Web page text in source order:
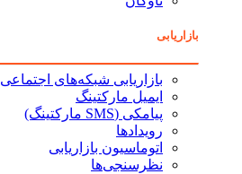
بازاریابی
بازاریابی شبکه‌های اجتماعی
ایمیل مارکتینگ
پیامکی (SMS مارکتینگ)
رویدادها
اتوماسیون بازاریابی
نظرسنجی‌ها